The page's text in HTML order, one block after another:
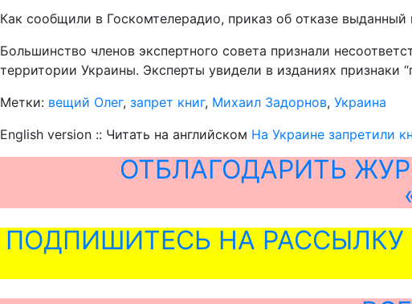
Как сообщили в Госкомтелерадио, приказ об отказе
Большинство членов экспертного совета признали
территории Украины. Эксперты увидели в изданиях признаки
Метки: вещий Олег, запрет книг, Михаил Задорнов, Украина
English version :: Читать на английском На Украине запретили
ОТБЛАГОДАРИТЬ
ПОДПИШИТЕСЬ НА